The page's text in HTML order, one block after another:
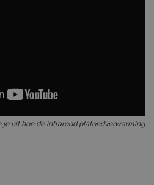
uit hoe de infrarood plafondverwarming